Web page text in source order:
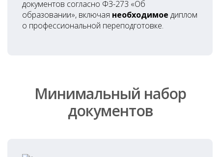
документов согласно ФЗ-273 «Об
образовании», включая необходимое диплом
о профессиональной переподготовке.
Минимальный набор
документов